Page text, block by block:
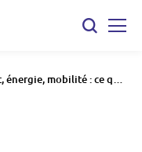
énergie, mobilité : ce qui
au 1er février 2026